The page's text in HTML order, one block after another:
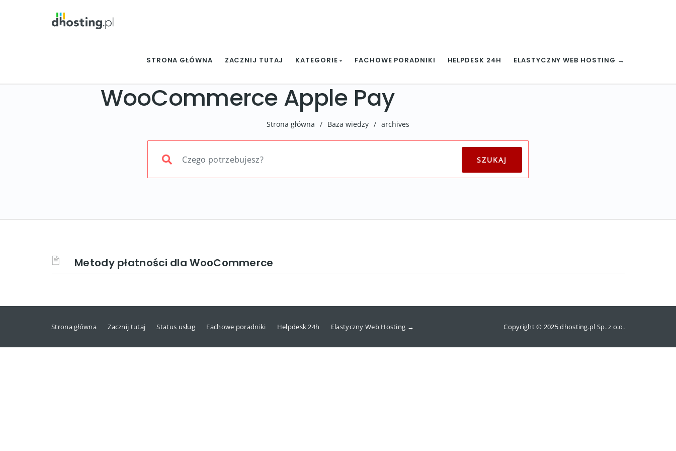
STRONA GŁÓWNA ZACZNIJ TUTAJ KATEGORIE FACHOWE PORADNIKI HELPDESK 24H ELASTYCZNY WEB HOSTING →
WooCommerce Apple Pay
Strona główna / Baza wiedzy / archives
Metody płatności dla WooCommerce
Strona główna Zacznij tutaj Status usług Fachowe poradniki Helpdesk 24h Elastyczny Web Hosting → Copyright © 2025 dhosting.pl Sp. z o.o.